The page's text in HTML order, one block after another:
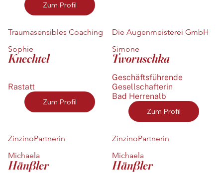
Zum Profil
Traumasensibles Coaching
Sophie
Knechtel
Rastatt
Zum Profil
Die Augenmeisterei GmbH
Simone
Tworuschka
Geschäftsführende
Gesellschafterin
Bad Herrenalb
Zum Profil
ZinzinoPartnerin
Michaela
Hänßler
ZinzinoPartnerin
Michaela
Hänßler